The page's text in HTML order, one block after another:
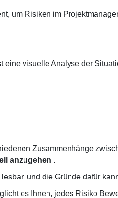
um Risiken im
eine visuelle Analyse der
Zusammenhänge
anzugehen .
und die Gründe dafür
es Ihnen, jedes Risiko